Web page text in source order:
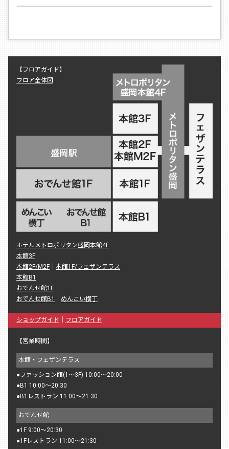
ホテルメトロポリタン盛岡本館4F
本館3F
本館2F/M2F
本館1F/フェザンテラス
本館B1
おでんせ館1F
おでんせ館B1
めんこい横丁
【フロアガイド】
フロア全体図
ショップガイド フロアガイド
【営業時間】
本館・フェザンテラス
●ファッション館(1〜3F) 10:00〜20:00
●B1 10:00〜20:30
●B1レストラン 11:00〜21:30
おでんせ館
●1F 9:00〜20:30
●1Fレストラン 11:00〜21:30